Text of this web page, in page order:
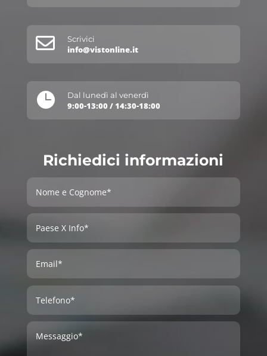
 Scrivici
info@vistonline.it
 Dal lunedì al venerdì
9:00-13:00 / 14:30-18:00
Richiedici informazioni